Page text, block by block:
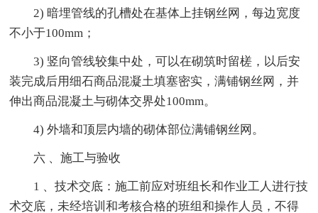
2) 暗埋管线的孔槽处在基体上挂钢丝网，每边宽度
不小于100mm；
3) 竖向管线较集中处，可以在砌筑时留槎，以后安
装完成后用细石商品混凝土填塞密实，满铺钢丝网，并
伸出商品混凝土与砌体交界处100mm。
4) 外墙和顶层内墙的砌体部位满铺钢丝网。
六 、施工与验收
1 、技术交底：施工前应对班组长和作业工人进行技
术交底，未经培训和考核合格的班组和操作人员，不得